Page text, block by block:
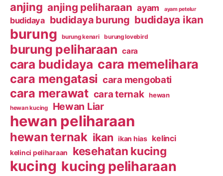
anjing anjing peliharaan ayam ayam petelur
budidaya budidaya burung budidaya ikan
burung burung kenari burung lovebird
burung peliharaan cara
cara budidaya cara memelihara
cara mengatasi cara mengobati
cara merawat cara ternak hewan
hewan kucing Hewan Liar
hewan peliharaan
hewan ternak ikan ikan hias kelinci
kelinci peliharaan kesehatan kucing
kucing kucing peliharaan